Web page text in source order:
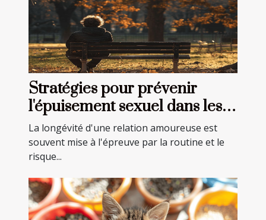
Stratégies pour prévenir
l'épuisement sexuel dans les
relations longues
La longévité d'une relation amoureuse est
souvent mise à l'épreuve par la routine et le
risque...